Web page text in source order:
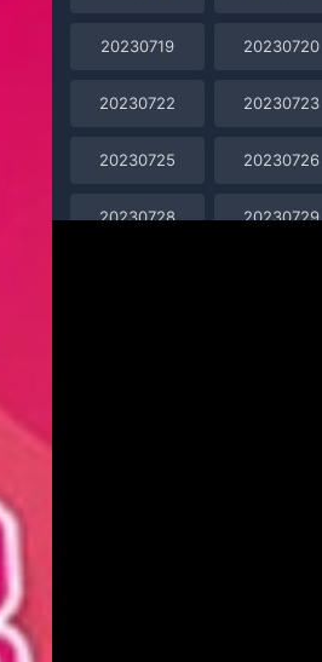
20230719 20230720
20230722 20230723
20230725 20230726
20230728 20230729